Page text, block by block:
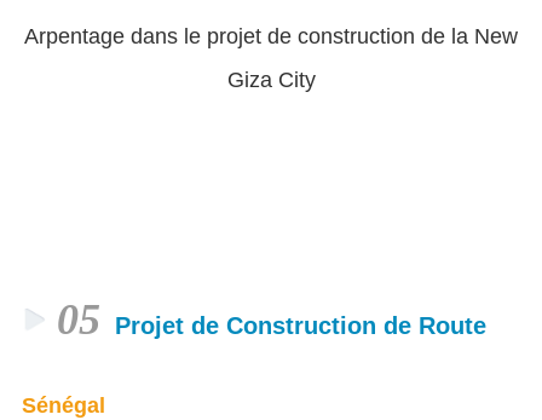
Arpentage dans le projet de construction de la New
Giza City
05 Projet de Construction de Route
Sénégal